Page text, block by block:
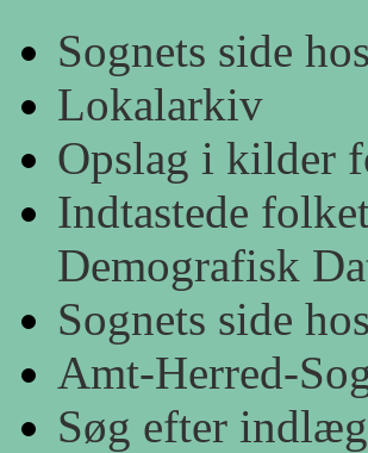
Sognets side
Lokalarkiv
Opslag i kilder
Indtastede
Demografisk
Sognets side
Amt-Herred-
Søg efter